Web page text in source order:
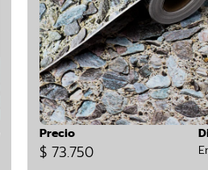
Precio
$ 73.750